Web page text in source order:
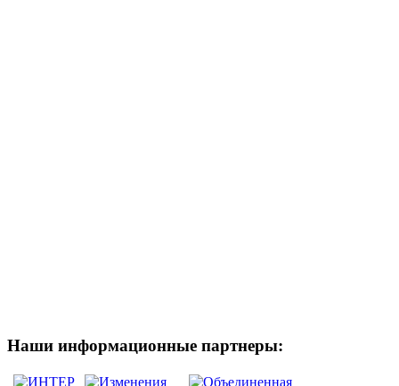
Наши информационные партнеры: